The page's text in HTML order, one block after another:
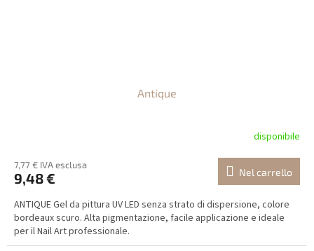
Antique
disponibile
7,77 € IVA esclusa
9,48 € Nel carrello
ANTIQUE Gel da pittura UV LED senza strato di dispersione, colore
bordeaux scuro. Alta pigmentazione, facile applicazione e ideale
per il Nail Art professionale.